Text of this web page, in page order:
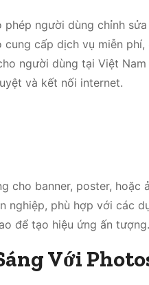
người dùng chỉnh
cấp dịch vụ miễn
người dùng tại Việt
và kết nối internet.
cho banner, poster, hoặc
nghiệp, phù hợp với các
để tạo hiệu ứng ấn tượng.
Với